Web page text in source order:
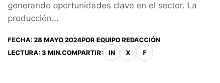
generando oportunidades clave en el sector. La
producción...
FECHA: 28 MAYO 2024POR EQUIPO REDACCIÓN
LECTURA: 3 MIN.COMPARTIR: IN X F